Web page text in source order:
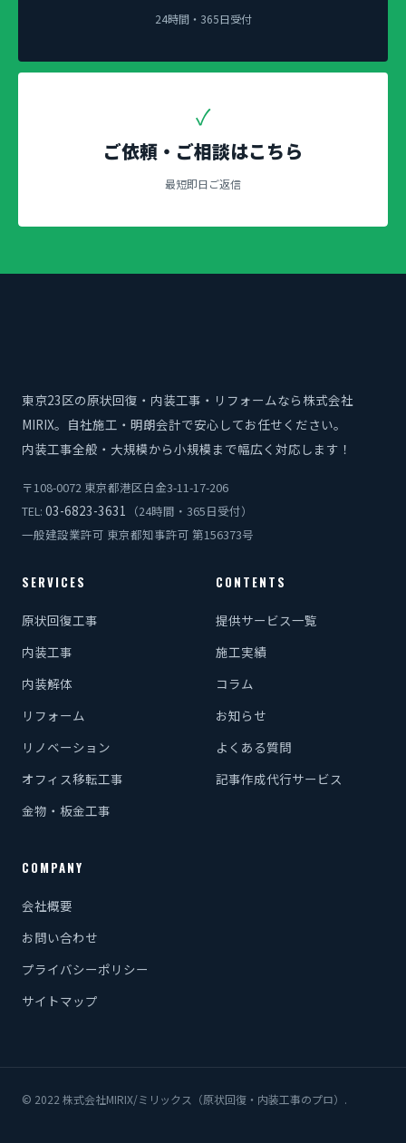
24時間・365日受付
✓
ご依頼・ご相談はこちら
最短即日ご返信
東京23区の原状回復・内装工事・リフォームなら株式会社
MIRIX。自社施工・明朗会計で安心してお任せください。
内装工事全般・大規模から小規模まで幅広く対応します！
〒108-0072 東京都港区白金3-11-17-206
TEL: 03-6823-3631 （24時間・365日受付）
一般建設業許可 東京都知事許可 第156373号
SERVICES
原状回復工事
内装工事
内装解体
リフォーム
リノベーション
オフィス移転工事
金物・板金工事
CONTENTS
提供サービス一覧
施工実績
コラム
お知らせ
よくある質問
記事作成代行サービス
COMPANY
会社概要
お問い合わせ
プライバシーポリシー
サイトマップ
© 2022 株式会社MIRIX/ミリックス（原状回復・内装工事のプロ）.